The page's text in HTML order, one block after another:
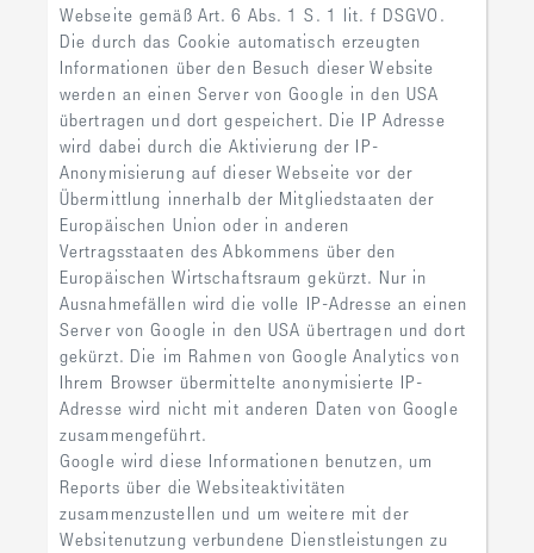
Webseite gemäß Art. 6 Abs. 1 S. 1 lit. f DSGVO.
Die durch das Cookie automatisch erzeugten
Informationen über den Besuch dieser Website
werden an einen Server von Google in den USA
übertragen und dort gespeichert. Die IP Adresse
wird dabei durch die Aktivierung der IP-
Anonymisierung auf dieser Webseite vor der
Übermittlung innerhalb der Mitgliedstaaten der
Europäischen Union oder in anderen
Vertragsstaaten des Abkommens über den
Europäischen Wirtschaftsraum gekürzt. Nur in
Ausnahmefällen wird die volle IP-Adresse an einen
Server von Google in den USA übertragen und dort
gekürzt. Die im Rahmen von Google Analytics von
Ihrem Browser übermittelte anonymisierte IP-
Adresse wird nicht mit anderen Daten von Google
zusammengeführt.
Google wird diese Informationen benutzen, um
Reports über die Websiteaktivitäten
zusammenzustellen und um weitere mit der
Websitenutzung verbundene Dienstleistungen zu